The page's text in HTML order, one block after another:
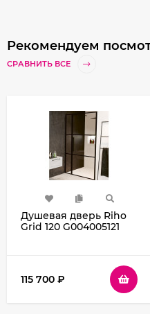
Рекомендуем
СРАВНИТЬ ВСЕ
Душевая дверь Riho
Grid 120 G004005121
115 700 ₽